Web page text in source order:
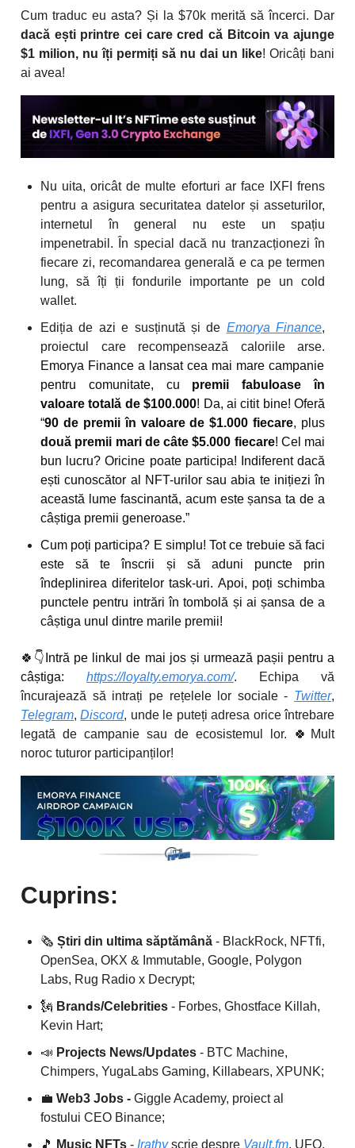
Cum traduc eu asta? Și la $70k merită să încerci. Dar
dacă ești printre cei care cred că Bitcoin va ajunge
$1 milion, nu îți permiți să nu dai un like! Oricâți bani
ai avea!
Nu uita, oricât de multe eforturi ar face IXFI frens
pentru a asigura securitatea datelor și asseturilor,
internetul în general nu este un spațiu
impenetrabil. În special dacă nu tranzacționezi în
fiecare zi, recomandarea generală e ca pe termen
lung, să îți ții fondurile importante pe un cold
wallet.
Ediția de azi e susținută și de Emorya Finance,
proiectul care recompensează caloriile arse.
Emorya Finance a lansat cea mai mare campanie
pentru comunitate, cu premii fabuloase în
valoare totală de $100.000! Da, ai citit bine! Oferă
“90 de premii în valoare de $1.000 fiecare, plus
două premii mari de câte $5.000 fiecare! Cel mai
bun lucru? Oricine poate participa! Indiferent dacă
ești cunoscător al NFT-urilor sau abia te inițiezi în
această lume fascinantă, acum este șansa ta de a
câștiga premii generoase.”
Cum poți participa? E simplu! Tot ce trebuie să faci
este să te înscrii și să aduni puncte prin
îndeplinirea diferitelor task-uri. Apoi, poți schimba
punctele pentru intrări în tombolă și ai șansa de a
câștiga unul dintre marile premii!
🍀 👇Intră pe linkul de mai jos și urmează pașii pentru a
câștiga: https://loyalty.emorya.com/. Echipa vă
încurajează să intrați pe rețelele lor sociale - Twitter,
Telegram,Discord, unde le puteți adresa orice întrebare
legată de campanie sau de ecosistemul lor.
🍀 Mult
noroc tuturor participanților!
Cuprins:
🗞️ Știri din ultima săptămână - BlackRock, NFTfi,
OpenSea, OKX & Immutable, Google, Polygon
Labs, Rug Radio x Decrypt;
🗽 Brands/Celebrities - Forbes, Ghostface Killah,
Kevin Hart;
📣 Projects News/Updates - BTC Machine,
Chimpers, YugaLabs Gaming, Killabears, XPUNK;
💼 Web3 Jobs - Giggle Academy, proiect al
fostului CEO Binance;
🎵
Music NFTs - Irathyscrie despre Vault.fm, UFO,